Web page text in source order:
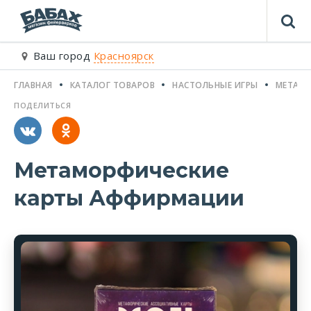
Ваш город Красноярск
ГЛАВНАЯ КАТАЛОГ ТОВАРОВ НАСТОЛЬНЫЕ ИГРЫ
Метаморфические
карты Аффирмации
ПОДЕЛИТЬСЯ